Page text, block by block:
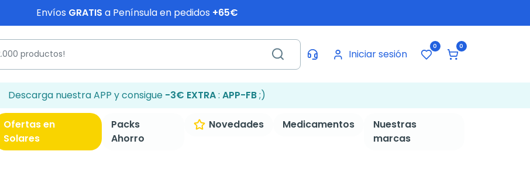
Envíos GRATIS a Península en pedidos +65€
Iniciar sesión
0 0
Descarga nuestra APP y consigue -3€ EXTRA: APP-FB;)
Ofertas en
Solares
Packs
Ahorro
Novedades Medicamentos
Nuestras
marcas